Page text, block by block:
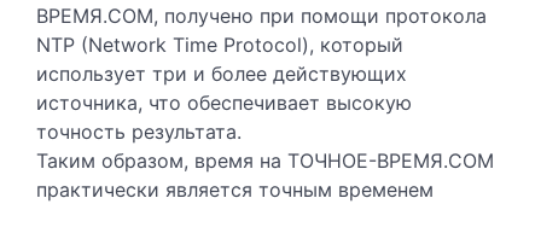
ВРЕМЯ.COM, получено при помощи протокола
NTP (Network Time Protocol), который
использует три и более действующих
источника, что обеспечивает высокую
точность результата.
Таким образом, время на ТОЧНОЕ-ВРЕМЯ.COM
практически является точным временем